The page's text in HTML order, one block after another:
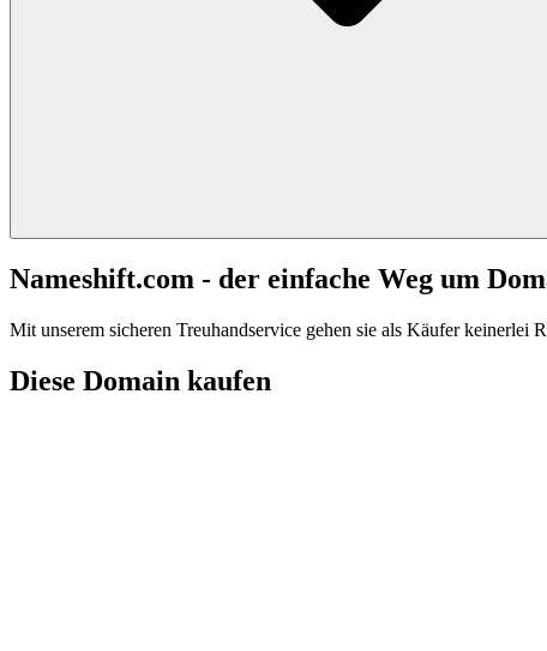
Nameshift.com - der einfache Weg um
Mit unserem sicheren Treuhandservice gehen sie als Käufer keinerlei
Diese Domain kaufen